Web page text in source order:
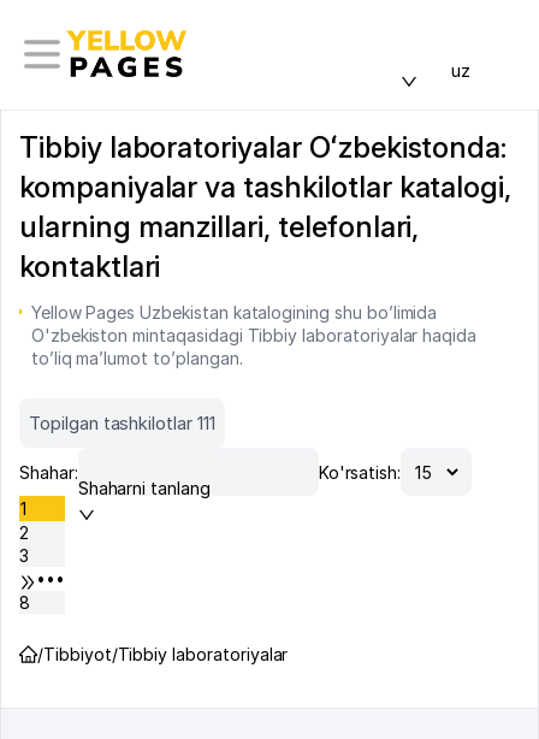
uz
Tibbiy laboratoriyalar Oʻzbekistonda:
kompaniyalar va tashkilotlar katalogi,
ularning manzillari, telefonlari,
kontaktlari
Yellow Pages Uzbekistan katalogining shu bo’limida
O'zbekiston mintaqasidagi Tibbiy laboratoriyalar haqida
to’liq ma’lumot to’plangan.
Topilgan tashkilotlar 111
Shahar:
Shaharni tanlang
Ko'rsatish:
1
2
3
•••
8
/Tibbiyot/Tibbiy laboratoriyalar